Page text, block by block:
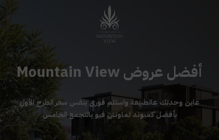
أفضل عروض Mountain View
عاين وحدتك عالطبيعة واستلم فورى بنفس سعر الطرح الأول
بأفضل كمبوند لماونتن فيو بالتجمع الخامس